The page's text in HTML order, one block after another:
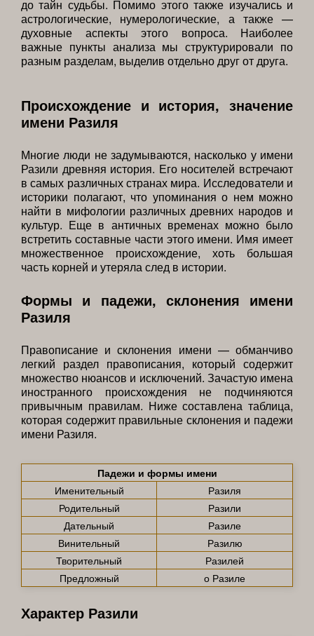
до тайн судьбы. Помимо этого также изучались и
астрологические, нумерологические, а также —
духовные аспекты этого вопроса. Наиболее
важные пункты анализа мы структурировали по
разным разделам, выделив отдельно друг от друга.
Происхождение и история, значение
имени Разиля
Многие люди не задумываются, насколько у имени
Разили древняя история. Его носителей встречают
в самых различных странах мира. Исследователи и
историки полагают, что упоминания о нем можно
найти в мифологии различных древних народов и
культур. Еще в античных временах можно было
встретить составные части этого имени. Имя имеет
множественное происхождение, хоть большая
часть корней и утеряла след в истории.
Формы и падежи, склонения имени
Разиля
Правописание и склонения имени — обманчиво
легкий раздел правописания, который содержит
множество нюансов и исключений. Зачастую имена
иностранного происхождения не подчиняются
привычным правилам. Ниже составлена таблица,
которая содержит правильные склонения и падежи
имени Разиля.
Падежи и формы имени
Именительный
Разиля
Родительный
Разили
Дательный
Разиле
Винительный
Разилю
Творительный
Разилей
Предложный
о Разиле
Характер Разили